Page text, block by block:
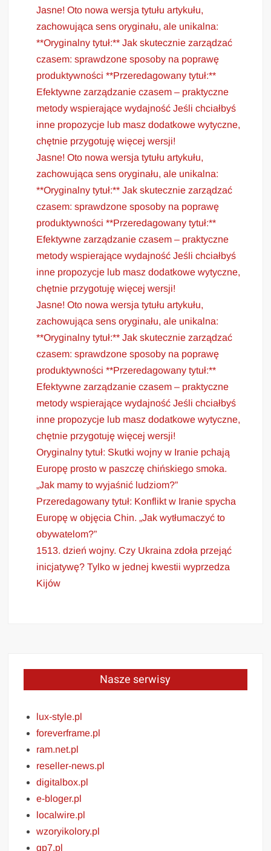
Jasne! Oto nowa wersja tytułu artykułu,
zachowująca sens oryginału, ale unikalna:
**Oryginalny tytuł:** Jak skutecznie zarządzać
czasem: sprawdzone sposoby na poprawę
produktywności **Przeredagowany tytuł:**
Efektywne zarządzanie czasem – praktyczne
metody wspierające wydajność Jeśli chciałbyś
inne propozycje lub masz dodatkowe wytyczne,
chętnie przygotuję więcej wersji!
Jasne! Oto nowa wersja tytułu artykułu,
zachowująca sens oryginału, ale unikalna:
**Oryginalny tytuł:** Jak skutecznie zarządzać
czasem: sprawdzone sposoby na poprawę
produktywności **Przeredagowany tytuł:**
Efektywne zarządzanie czasem – praktyczne
metody wspierające wydajność Jeśli chciałbyś
inne propozycje lub masz dodatkowe wytyczne,
chętnie przygotuję więcej wersji!
Jasne! Oto nowa wersja tytułu artykułu,
zachowująca sens oryginału, ale unikalna:
**Oryginalny tytuł:** Jak skutecznie zarządzać
czasem: sprawdzone sposoby na poprawę
produktywności **Przeredagowany tytuł:**
Efektywne zarządzanie czasem – praktyczne
metody wspierające wydajność Jeśli chciałbyś
inne propozycje lub masz dodatkowe wytyczne,
chętnie przygotuję więcej wersji!
Oryginalny tytuł: Skutki wojny w Iranie pchają
Europę prosto w paszczę chińskiego smoka.
„Jak mamy to wyjaśnić ludziom?”
Przeredagowany tytuł: Konflikt w Iranie spycha
Europę w objęcia Chin. „Jak wytłumaczyć to
obywatelom?”
1513. dzień wojny. Czy Ukraina zdoła przejąć
inicjatywę? Tylko w jednej kwestii wyprzedza
Kijów
Nasze serwisy
lux-style.pl
foreverframe.pl
ram.net.pl
reseller-news.pl
digitalbox.pl
e-bloger.pl
localwire.pl
wzoryikolory.pl
gp7.pl